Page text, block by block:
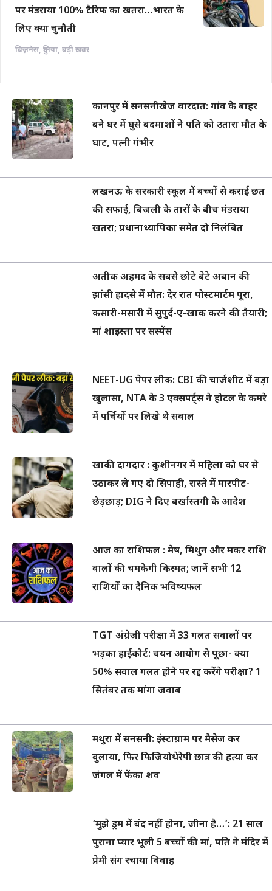
पर मंडराया 100% टैरिफ का खतरा…भारत के
लिए क्या चुनौती
बिज़नेस, दुनिया, बड़ी खबर
कानपुर में सनसनीखेज वारदात: गांव के बाहर
बने घर में घुसे बदमाशों ने पति को उतारा मौत के
घाट, पत्नी गंभीर
लखनऊ के सरकारी स्कूल में बच्चों से कराई छत
की सफाई, बिजली के तारों के बीच मंडराया
खतरा; प्रधानाध्यापिका समेत दो निलंबित
अतीक अहमद के सबसे छोटे बेटे अबान की
झांसी हादसे में मौत: देर रात पोस्टमार्टम पूरा,
कसारी-मसारी में सुपुर्द-ए-खाक करने की तैयारी;
मां शाइस्ता पर सस्पेंस
NEET-UG पेपर लीक: CBI की चार्जशीट में बड़ा
खुलासा, NTA के 3 एक्सपर्ट्स ने होटल के कमरे
में पर्चियों पर लिखे थे सवाल
खाकी दागदार : कुशीनगर में महिला को घर से
उठाकर ले गए दो सिपाही, रास्ते में मारपीट-
छेड़छाड़; DIG ने दिए बर्खास्तगी के आदेश
आज का राशिफल : मेष, मिथुन और मकर राशि
वालों की चमकेगी किस्मत; जानें सभी 12
राशियों का दैनिक भविष्यफल
TGT अंग्रेजी परीक्षा में 33 गलत सवालों पर
भड़का हाईकोर्ट: चयन आयोग से पूछा- क्या
50% सवाल गलत होने पर रद्द करेंगे परीक्षा? 1
सितंबर तक मांगा जवाब
मथुरा में सनसनी: इंस्टाग्राम पर मैसेज कर
बुलाया, फिर फिजियोथेरेपी छात्र की हत्या कर
जंगल में फेंका शव
‘मुझे ड्रम में बंद नहीं होना, जीना है…’: 21 साल
पुराना प्यार भूली 5 बच्चों की मां, पति ने मंदिर में
प्रेमी संग रचाया विवाह